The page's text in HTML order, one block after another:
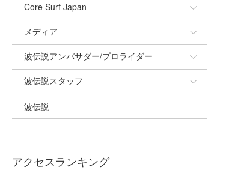
Core Surf Japan
Naoya Kimoto
mitsuteru Kamio
Yasunari Inoue
Yoshiyuki Obata
DELTA FORCE SURF
メディア
SURFMEDIA
Colors MAGAZINE
WAVAL
波伝説アンバサダー/プロライダー
福島寿実子
中浦“JET”章
進士剛光
波伝説スタッフ
☆加藤
Aichan
波伝説
アクセスランキング